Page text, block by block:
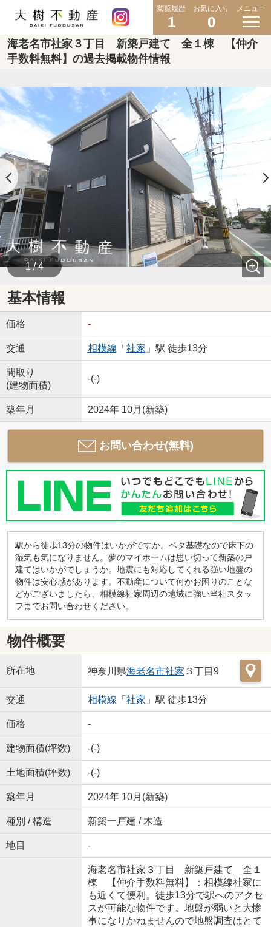
閲覧履歴
1
お気に入り
0
メニュー
海老名市社家３丁目 新築戸建て 全１棟 【仲介
手数料無料】の過去掲載物件情報
1 / 4
基本情報
価格 -
交通 相模線 「 社家 」駅 徒歩13分
間取り
(建物面積)
-(-)
築年月 2024年 10月(新築)
お問い合わせ(無料)
駅から徒歩13分の物件はいかがですか。ベタ基礎なので床下の
湿気も気になりません。夢のマイホームは思い切って新築の戸
建てはいかがでしょうか。地震にも対応してくれる強い地盤の
物件は安心感があります。不動産について何かお困りのことな
どがございましたら、相模線社家周辺の地域に強い当社スタッ
フまでお問い合わせください。
物件概要
所在地 神奈川県海老名市社家 ３丁目9
交通 相模線 「 社家 」駅 徒歩13分
価格 -
建物面積(坪数) -(-)
土地面積(坪数) -(-)
築年月 2024年 10月(新築)
種別 / 構造 新築一戸建 / 木造
地目 -
海老名市社家３丁目 新築戸建て 全１
棟 【仲介手数料無料】：相模線社家に
も近くて便利。徒歩13分で駅へのアクセ
スが可能な物件です。地盤が弱いと大惨
事になりかねませんので地盤調査はとて